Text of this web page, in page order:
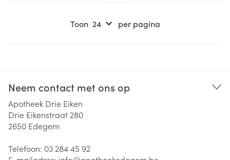
Toon per pagina
Neem contact met ons op
Apotheek Drie Eiken
Drie Eikenstraat 280
2650 Edegem
Telefoon: 03 284 45 92